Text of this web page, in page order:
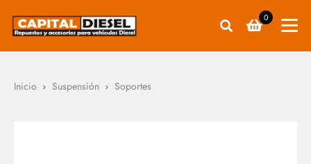
0
Inicio Suspensión Soportes